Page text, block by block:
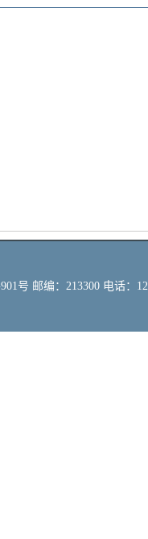
号 邮编：213300 电话：